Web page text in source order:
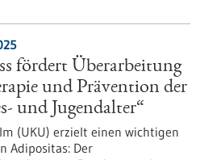
fördert Überarbeitung
und Prävention der
und Jugendalter“
(UKU) erzielt einen wichtigen
Adipositas: Der